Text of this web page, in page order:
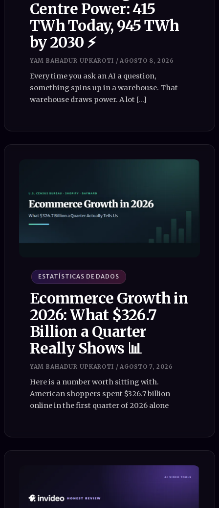
Centre Power: 415
TWh Today, 945 TWh
by 2030 ⚡
YAM BAHADUR UPKAROTI /AGOSTO 8, 2026
Every time you ask an AI a question,
something spins up in a warehouse. That
warehouse draws power. A lot […]
ESTATÍSTICAS DE DADOS
Ecommerce Growth in
2026: What $326.7
Billion a Quarter
Really Shows 📊
YAM BAHADUR UPKAROTI /AGOSTO 7, 2026
Here is a number worth sitting with.
American shoppers spent $326.7 billion
online in the first quarter of 2026 alone